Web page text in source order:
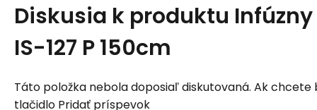
Diskusia k produktu Infúzny
IS-127 P 150cm
Táto položka nebola doposiaľ diskutovaná. Ak chcete
tlačidlo Pridať príspevok